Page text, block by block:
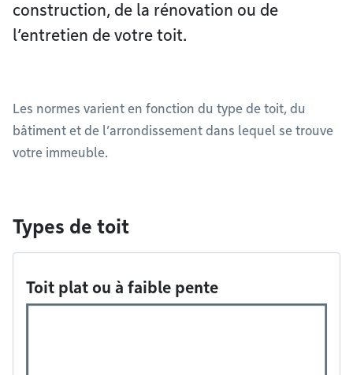
construction, de la rénovation ou de
l’entretien de votre toit.
Les normes varient en fonction du type de toit, du
bâtiment et de l’arrondissement dans lequel se trouve
votre immeuble.
Types de toit
Toit plat ou à faible pente